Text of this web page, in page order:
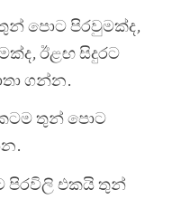
පොට පිරවුමක්ද,
ඊළඟ සිදුරට
ගන්න.
තුන් පොට
පිරවිලි එකයි තුන්